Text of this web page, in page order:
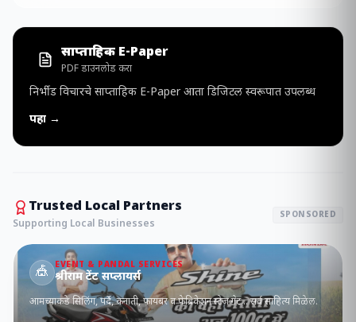
साप्ताहिक E-Paper
PDF डाउनलोड करा
निर्भीड विचारचे साप्ताहिक E-Paper आता डिजिटल स्वरूपात उपलब्ध
पहा →
Trusted Local Partners
Supporting Local Businesses
SPONSORED
🎪 EVENT & PANDAL SERVICES
श्रीराम टेंट सप्लायर्स
आमच्याकडे सिलिंग, पर्दे, कनाती, फायबर व फेब्रिकेशन स्टेज गेट... सर्व साहित्य मिळेल.